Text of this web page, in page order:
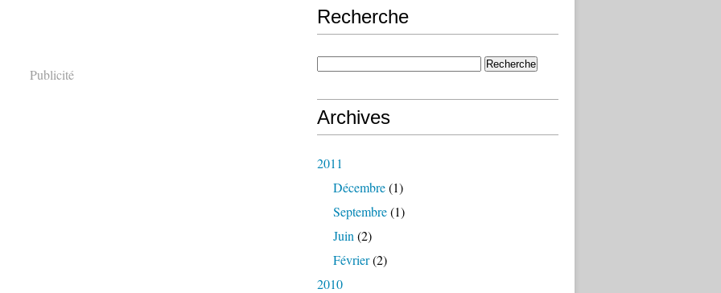
Publicité
Recherche
Archives
2011
Décembre(1)
Septembre(1)
Juin (2)
Février(2)
2010